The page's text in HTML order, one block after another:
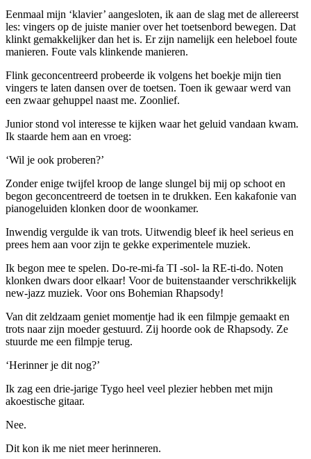
Eenmaal mijn ‘klavier’ aangesloten, ik aan de slag met de allereerst
les: vingers op de juiste manier over het toetsenbord bewegen. Dat
klinkt gemakkelijker dan het is. Er zijn namelijk een heleboel foute
manieren. Foute vals klinkende manieren.
Flink geconcentreerd probeerde ik volgens het boekje mijn tien
vingers te laten dansen over de toetsen. Toen ik gewaar werd van
een zwaar gehuppel naast me. Zoonlief.
Junior stond vol interesse te kijken waar het geluid vandaan kwam.
Ik staarde hem aan en vroeg:
‘Wil je ook proberen?’
Zonder enige twijfel kroop de lange slungel bij mij op schoot en
begon geconcentreerd de toetsen in te drukken. Een kakafonie van
pianogeluiden klonken door de woonkamer.
Inwendig vergulde ik van trots. Uitwendig bleef ik heel serieus en
prees hem aan voor zijn te gekke experimentele muziek.
Ik begon mee te spelen. Do-re-mi-fa TI -sol- la RE-ti-do. Noten
klonken dwars door elkaar! Voor de buitenstaander verschrikkelijk
new-jazz muziek. Voor ons Bohemian Rhapsody!
Van dit zeldzaam geniet momentje had ik een filmpje gemaakt en
trots naar zijn moeder gestuurd. Zij hoorde ook de Rhapsody. Ze
stuurde me een filmpje terug.
‘Herinner je dit nog?’
Ik zag een drie-jarige Tygo heel veel plezier hebben met mijn
akoestische gitaar.
Nee.
Dit kon ik me niet meer herinneren.